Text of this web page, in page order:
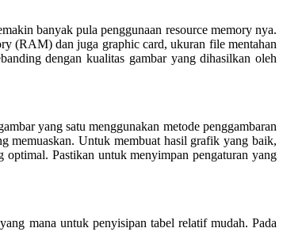
banyak pula penggunaan resource memory nya.
(RAM) dan juga graphic card, ukuran file mentahan
dengan kualitas gambar yang dihasilkan oleh
yang satu menggunakan metode penggambaran
memuaskan. Untuk membuat hasil grafik yang baik,
Pastikan untuk menyimpan pengaturan yang
mana untuk penyisipan tabel relatif mudah. Pada